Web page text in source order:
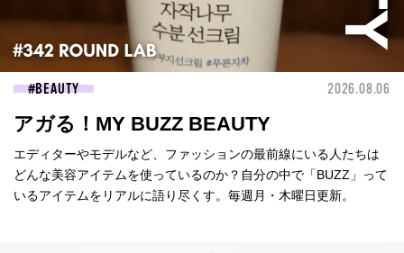
BEAUTY 2026.08.06
アガる！MY BUZZ BEAUTY
エディターやモデルなど、ファッションの最前線にいる人たちは
どんな美容アイテムを使っているのか？自分の中で「BUZZ」って
いるアイテムをリアルに語り尽くす。毎週月・木曜日更新。